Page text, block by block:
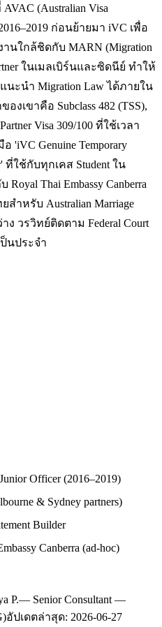
(Australian Visa
ก่อนย้ายมา iVC เพื่อ
นใกล้ชิดกับ MARN (Migration
ในเมลเบิร์นและซิดนีย์ ทำให้
นะนำ Migration Law ได้ภายใน
เขาคือ Subclass 482 (TSS),
Visa 309/100 ที่ใช้เวลา
Genuine Temporary
ที่ใช้กับทุกเคส Student ใน
Thai Embassy Canberra
สำหรับ Australian Marriage
าง วรวิทย์ติดตาม Federal Court
ป็นประจำ
Officer (2016–2019)
& Sydney partners)
Builder
Canberra (ad-hoc)
P.— Senior Consultant —
อัปเดตล่าสุด: 2026-06-27